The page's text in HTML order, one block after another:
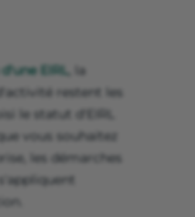
EIRL, la
restent les
le statut d'EIRL
vous souhaitez
les démarches